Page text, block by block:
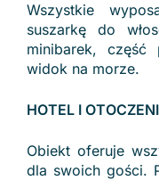
Wszystkie
suszarkę do
minibarek,
widok na morze.
HOTEL I
Obiekt oferuje
dla swoich gości.